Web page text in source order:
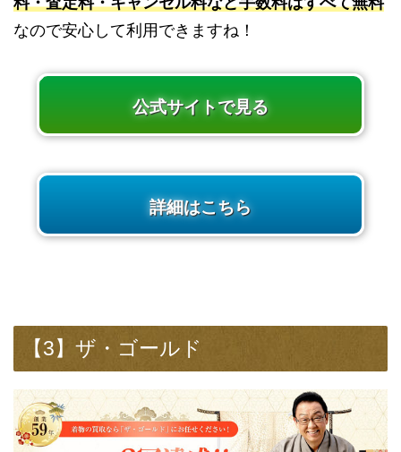
なので安心して利用できますね！
公式サイトで見る
詳細はこちら
【3】ザ・ゴールド